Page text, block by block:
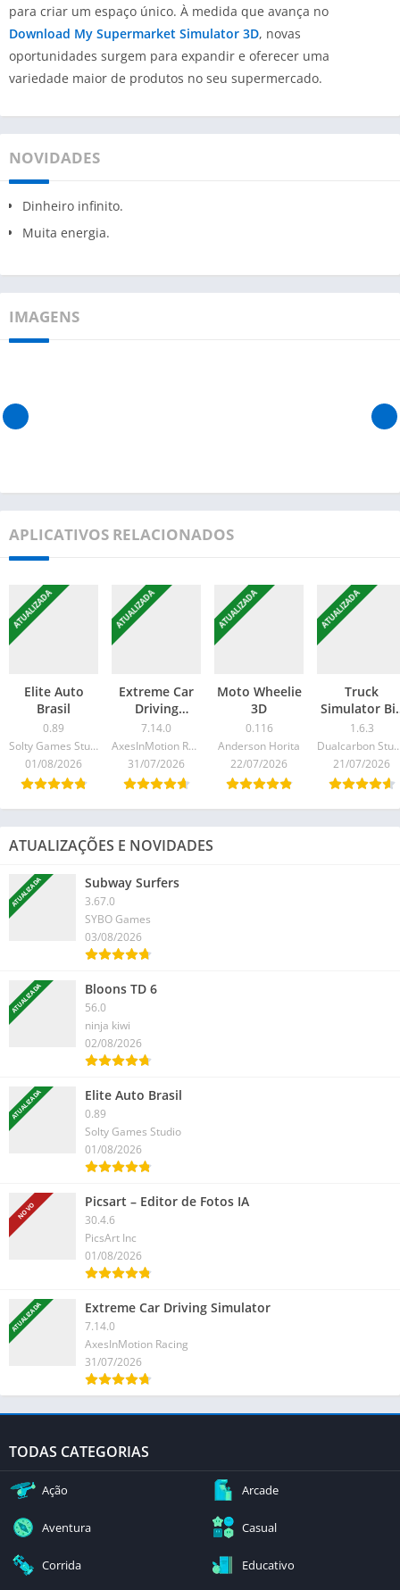
para criar um espaço único. À medida que avança no
Download My Supermarket Simulator 3D, novas
oportunidades surgem para expandir e oferecer uma
variedade maior de produtos no seu supermercado.
NOVIDADES
Dinheiro infinito.
Muita energia.
IMAGENS
APLICATIVOS RELACIONADOS
ATUALIZADA
Elite Auto
Brasil
0.89
Solty Games Studio
01/08/2026
ATUALIZADA
Extreme Car
Driving
Simulator
7.14.0
AxesInMotion Racing
31/07/2026
ATUALIZADA
Moto Wheelie
3D
0.116
Anderson Horita
22/07/2026
ATUALIZADA
Truck
Simulator
Rigs
1.6.3
21/07/2026
ATUALIZAÇÕES E NOVIDADES
ATUALIZADA Subway Surfers
3.67.0
SYBO Games
03/08/2026
ATUALIZADA Bloons TD 6
56.0
ninja kiwi
02/08/2026
ATUALIZADA Elite Auto Brasil
0.89
Solty Games Studio
01/08/2026
NOVO Picsart – Editor de Fotos IA
30.4.6
PicsArt Inc
01/08/2026
ATUALIZADA Extreme Car Driving Simulator
7.14.0
AxesInMotion Racing
31/07/2026
TODAS CATEGORIAS
Ação Arcade
Aventura Casual
Corrida Educativo